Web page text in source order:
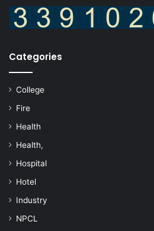
Categories
College
Fire
Health
Health,
Hospital
Hotel
Industry
NPCL